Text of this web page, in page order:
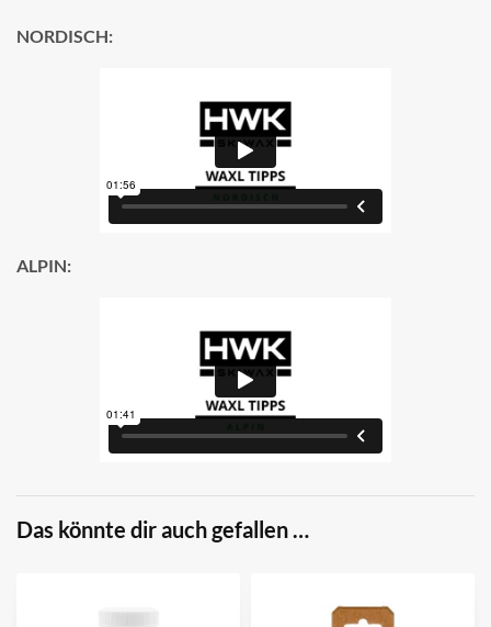
NORDISCH:
ALPIN:
Das könnte dir auch gefallen …